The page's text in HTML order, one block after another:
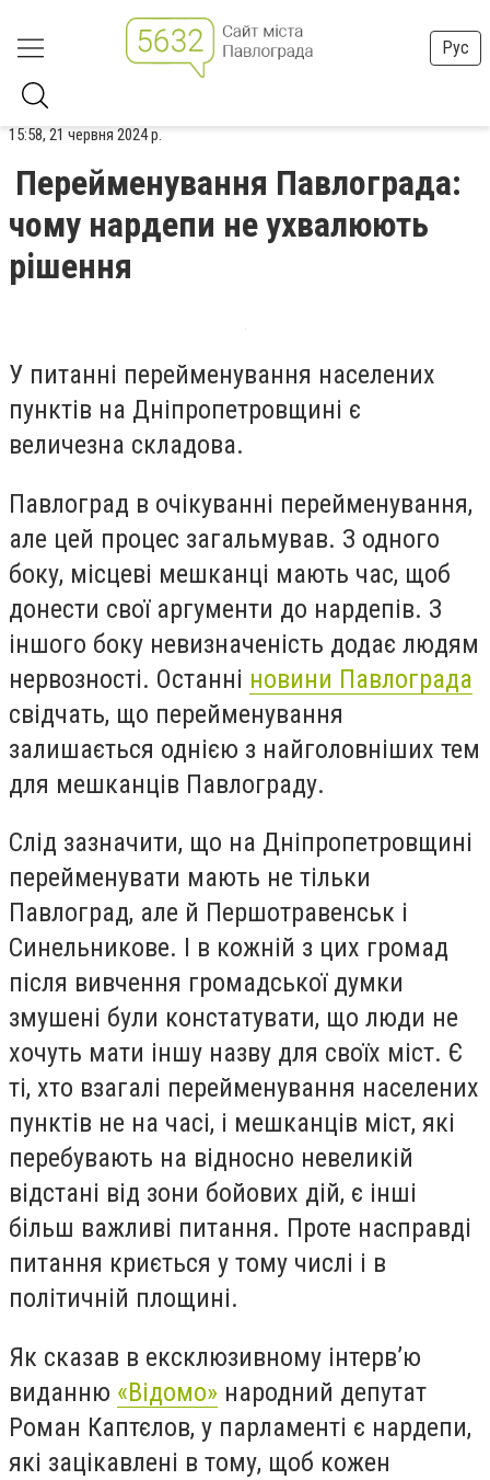
Рус
15:58, 21 червня 2024 р.
Перейменування Павлограда:
чому нардепи не ухвалюють
рішення
У питанні перейменування населених
пунктів на Дніпропетровщині є
величезна складова.
Павлоград в очікуванні перейменування,
але цей процес загальмував. З одного
боку, місцеві мешканці мають час, щоб
донести свої аргументи до нардепів. З
іншого боку невизначеність додає людям
нервозності. Останні новини Павлограда
свідчать, що перейменування
залишається однією з найголовніших тем
для мешканців Павлограду.
Слід зазначити, що на Дніпропетровщині
перейменувати мають не тільки
Павлоград, але й Першотравенськ і
Синельникове. І в кожній з цих громад
після вивчення громадської думки
змушені були констатувати, що люди не
хочуть мати іншу назву для своїх міст. Є
ті, хто взагалі перейменування населених
пунктів не на часі, і мешканців міст, які
перебувають на відносно невеликій
відстані від зони бойових дій, є інші
більш важливі питання. Проте насправді
питання криється у тому числі і в
політичній площині.
Як сказав в ексклюзивному інтерв’ю
виданню «Відомо» народний депутат
Роман Каптєлов, у парламенті є нардепи,
які зацікавлені в тому, щоб кожен